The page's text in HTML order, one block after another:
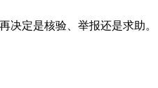
决定是核验、举报还是求助。